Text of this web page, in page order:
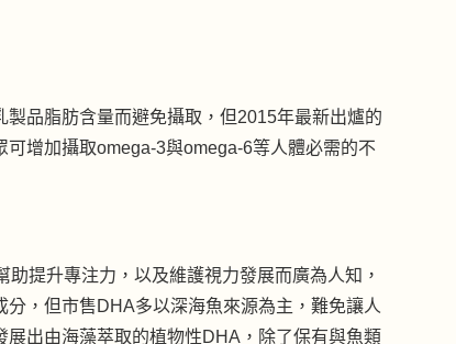
品脂肪含量而避免攝取，但2015年最新出爐的
增加攝取omega-3與omega-6等人體必需的不
提升專注力，以及維護視力發展而廣為人知，
，但市售DHA多以深海魚來源為主，難免讓人
出由海藻萃取的植物性DHA，除了保有與魚類